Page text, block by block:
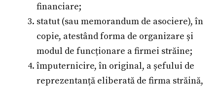
financiare;
statut (sau memorandum de asociere), în
copie, atestând forma de organizare și
modul de funcționare a firmei străine;
împuternicire, în original, a șefului de
reprezentanță eliberată de firma străină,